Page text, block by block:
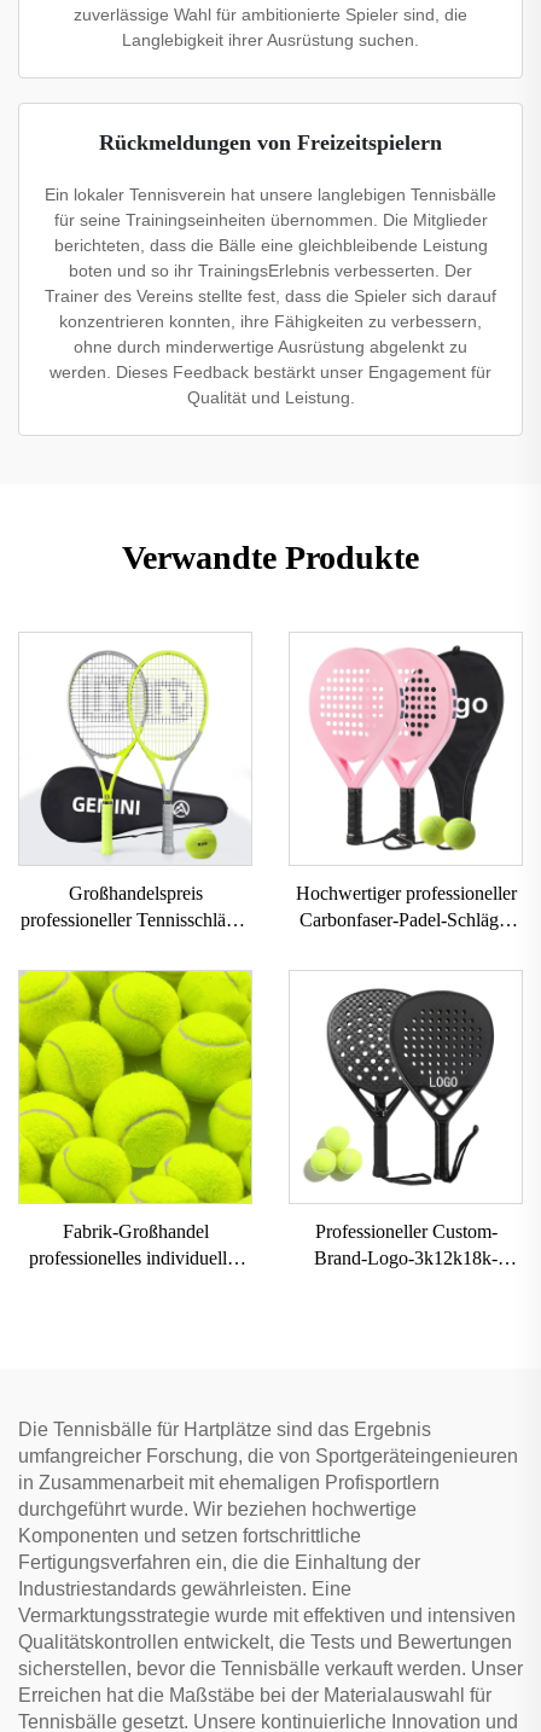
zuverlässige Wahl für ambitionierte Spieler sind, die
Langlebigkeit ihrer Ausrüstung suchen.
Rückmeldungen von Freizeitspielern
Ein lokaler Tennisverein hat unsere langlebigen Tennisbälle
für seine Trainingseinheiten übernommen. Die Mitglieder
berichteten, dass die Bälle eine gleichbleibende Leistung
boten und so ihr TrainingsErlebnis verbesserten. Der
Trainer des Vereins stellte fest, dass die Spieler sich darauf
konzentrieren konnten, ihre Fähigkeiten zu verbessern,
ohne durch minderwertige Ausrüstung abgelenkt zu
werden. Dieses Feedback bestärkt unser Engagement für
Qualität und Leistung.
Verwandte Produkte
Großhandelspreis
professioneller Tennisschläger
Tasche professioneller
Carbon-Gemini-
Tennisschläger für Paare
Hochwertiger professioneller
Carbonfaser-Padel-Schläger
Outdoor-Sport-Beach-Tennis-
Schläger mit Nylonnetz EVA-
Griff
Fabrik-Großhandel
professionelles individuelles
Professioneller Custom-
Brand-Logo-3k12k18k-
Die Tennisbälle für Hartplätze sind das Ergebnis
umfangreicher Forschung, die von Sportgeräteingenieuren
in Zusammenarbeit mit ehemaligen Profisportlern
durchgeführt wurde. Wir beziehen hochwertige
Komponenten und setzen fortschrittliche
Fertigungsverfahren ein, die die Einhaltung der
Industriestandards gewährleisten. Eine
Vermarktungsstrategie wurde mit effektiven und intensiven
Qualitätskontrollen entwickelt, die Tests und Bewertungen
sicherstellen, bevor die Tennisbälle verkauft werden. Unser
Erreichen hat die Maßstäbe bei der Materialauswahl für
Tennisbälle gesetzt. Unsere kontinuierliche Innovation und